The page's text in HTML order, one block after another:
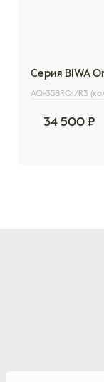
Серия BIWA
AQ-35BRQ1/R3
34 500 ₽